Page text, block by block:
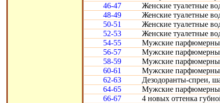
46-47
Женские туалетные
48-49
Женские туалетные
50-51
Женские туалетные
52-53
Женские туалетные
54-55
Мужские
56-57
Мужские
58-59
Мужские
60-61
Мужские
62-63
Дезодоранты-спреи,
64-65
Мужские
66-67
4 новых оттенка